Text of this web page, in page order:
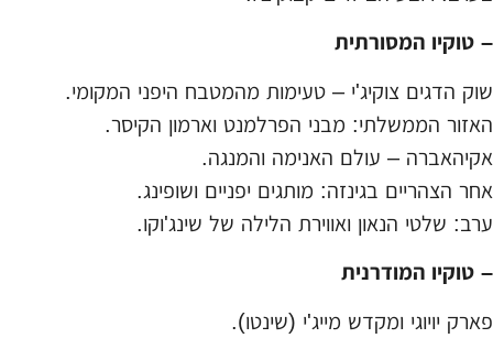
– טוקיו המסורתית
שוק הדגים צוקיג'י – טעימות מהמטבח היפני המקומי.
האזור הממשלתי: מבני הפרלמנט וארמון הקיסר.
אקיהאברה – עולם האנימה והמנגה.
אחר הצהריים בגינזה: מותגים יפניים ושופינג.
ערב: שלטי הנאון ואווירת הלילה של שינג'וקו.
– טוקיו המודרנית
פארק יויוגי ומקדש מייג'י (שינטו).